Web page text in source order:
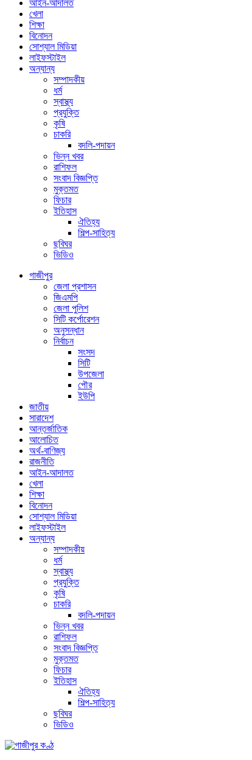
আইন-আদালত
খেলা
শিক্ষা
বিনোদন
সোশ্যাল মিডিয়া
লাইফস্টাইল
অন্যান্য
সম্পাদকীয়
ধর্ম
স্বাস্থ্য
প্রযুক্তি
কৃষি
চাকরি
বদলি-পদায়ন
ভিন্ন খবর
রাশিফল
সংবাদ বিজ্ঞপ্তি
মুক্তমত
ফিচার
ইতিহাস
ঐতিহ্য
শিল্প-সাহিত্য
ছবিঘর
ভিডিও
গাজীপুর
জেলা প্রশাসন
জিএমপি
জেলা পুলিশ
সিটি কর্পোরেশন
অনুসন্ধান
নির্বাচন
সংসদ
সিটি
উপজেলা
পৌর
ইউপি
জাতীয়
সারাদেশ
আন্তর্জাতিক
আলোচিত
অর্থ-বাণিজ্য
রাজনীতি
আইন-আদালত
খেলা
শিক্ষা
বিনোদন
সোশ্যাল মিডিয়া
লাইফস্টাইল
অন্যান্য
সম্পাদকীয়
ধর্ম
স্বাস্থ্য
প্রযুক্তি
কৃষি
চাকরি
বদলি-পদায়ন
ভিন্ন খবর
রাশিফল
সংবাদ বিজ্ঞপ্তি
মুক্তমত
ফিচার
ইতিহাস
ঐতিহ্য
শিল্প-সাহিত্য
ছবিঘর
ভিডিও